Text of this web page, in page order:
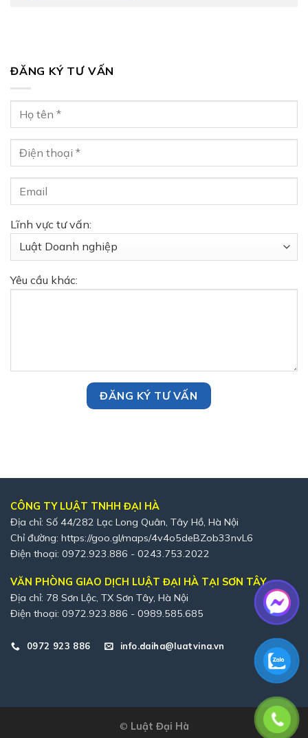
ĐĂNG KÝ TƯ VẤN
Lĩnh vực tư vấn:
Yêu cầu khác:
CÔNG TY LUẬT TNHH ĐẠI HÀ
Địa chỉ: Số 44/282 Lạc Long Quân, Tây Hồ, Hà Nội
Chỉ đường: https://goo.gl/maps/4v4o5deBZob33nvL6
Điện thoại: 0972.923.886 - 0243.753.2022
VĂN PHÒNG GIAO DỊCH LUẬT ĐẠI HÀ TẠI SƠN TÂY
Địa chỉ: 78 Sơn Lộc, TX Sơn Tây, Hà Nội
Điện thoại: 0972.923.886 - 0989.585.685
0972 923 886 info.daiha@luatvina.vn
© Luật Đại Hà